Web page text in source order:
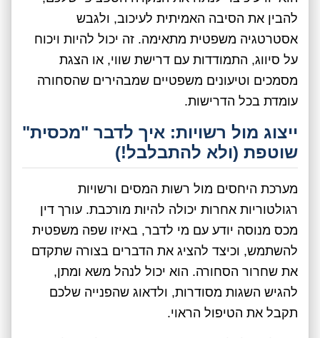
להבין את הסיבה האמיתית לעיכוב, ולגבש
אסטרטגיה משפטית מתאימה. זה יכול להיות ויכוח
על סיווג, התמודדות עם דרישת שווי, או הצגת
מסמכים וטיעונים משפטיים שמבהירים שהסחורה
עומדת בכל הדרישות.
ייצוג מול רשויות: איך לדבר "מכסית"
שוטפת (ולא להתבלבל!)
מערכת היחסים מול רשות המסים ורשויות
רגולטוריות אחרות יכולה להיות מורכבת. עורך דין
מכס מנוסה יודע עם מי לדבר, באיזו שפה משפטית
להשתמש, וכיצד להציג את הדברים בצורה שתקדם
את שחרור הסחורה. הוא יכול לנהל משא ומתן,
להגיש השגות מסודרות, ולדאוג שהפנייה שלכם
תקבל את הטיפול הראוי.